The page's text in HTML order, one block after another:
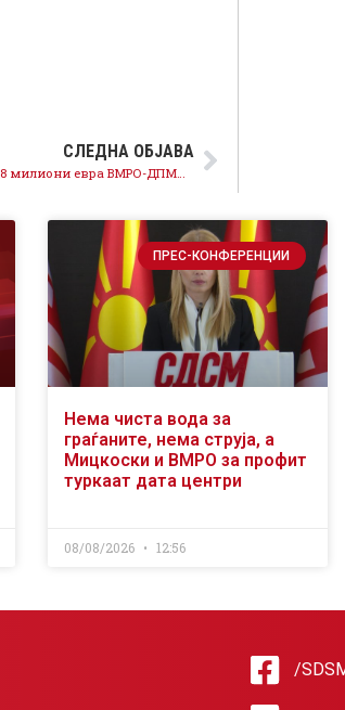
СЛЕДНА ОБЈАВА
ПРЕС-КОНФЕРЕНЦИИ
Нема чиста вода за
граѓаните, нема струја, а
Мицкоски и ВМРО за профит
туркаат дата центри
08/08/2026 12:56
/